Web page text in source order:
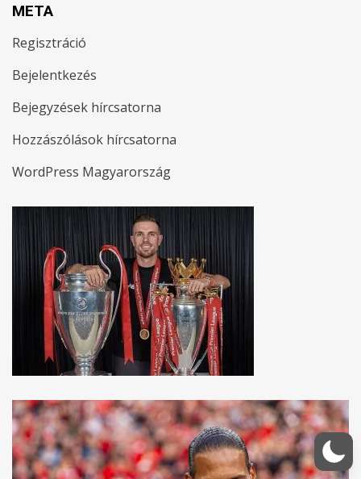
META
Regisztráció
Bejelentkezés
Bejegyzések hírcsatorna
Hozzászólások hírcsatorna
WordPress Magyarország